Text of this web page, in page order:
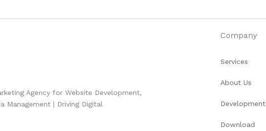
Agency for Website Development,
Management | Driving Digital
Company
Services
About Us
Development
Download